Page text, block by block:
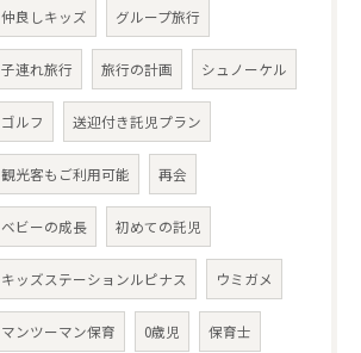
仲良しキッズ グループ旅行
子連れ旅行 旅行の計画 シュノーケル
ゴルフ 送迎付き託児プラン
観光客もご利用可能 再会
ベビーの成長 初めての託児
キッズステーションルピナス ウミガメ
マンツーマン保育 0歳児 保育士